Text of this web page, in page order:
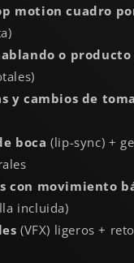
motion cuadro
o
y cambios de toma
boca (lip-sync) +
con movimiento
incluida)
(VFX) ligeros +